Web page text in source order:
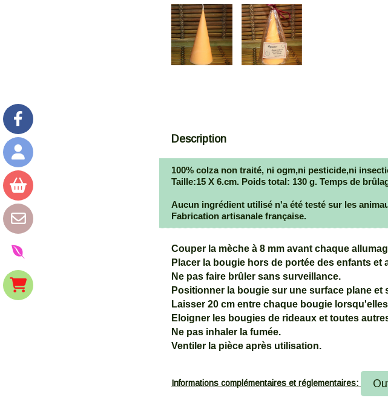
Description
100% colza non traité, ni ogm,ni pesticide,ni
Taille:15 X 6.cm. Poids total: 130 g. Temps de
Aucun ingrédient utilisé n'a été testé sur les
Fabrication artisanale française.
Couper la mèche à 8 mm avant chaque
Placer la bougie hors de portée des enfants et
Ne pas faire brûler sans surveillance.
Positionner la bougie sur une surface plane et
Laisser 20 cm entre chaque bougie
Eloigner les bougies de rideaux et toutes
Ne pas inhaler la fumée.
Ventiler la pièce après utilisation.
Informations complémentaires et réglementaires: